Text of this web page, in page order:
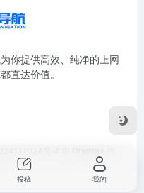
你提供高效、纯净的上网
直达价值。
投稿 我的